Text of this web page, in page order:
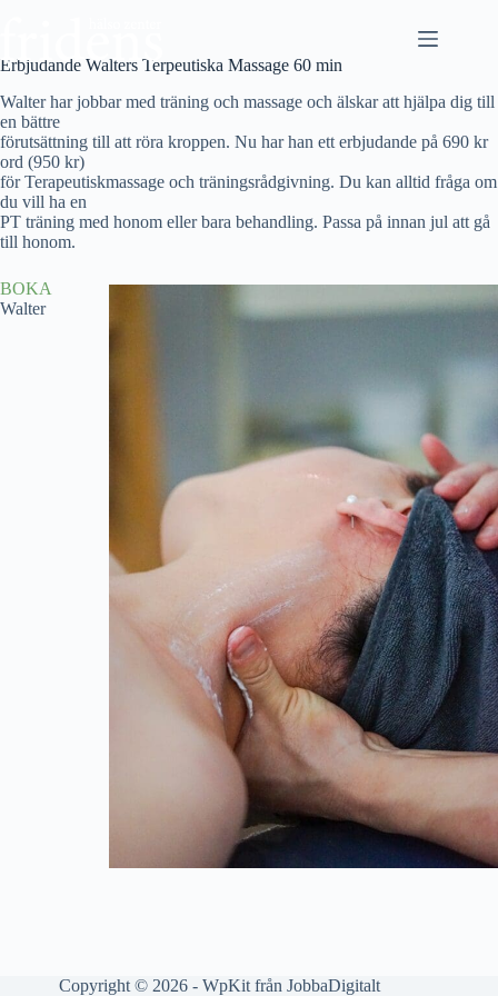
Erbjudande Walters Terpeutiska Massage 60 min
Walter har jobbar med träning och massage och älskar att hjälpa dig till
en bättre
förutsättning till att röra kroppen. Nu har han ett erbjudande på 690 kr
ord (950 kr)
för Terapeutiskmassage och träningsrådgivning. Du kan alltid fråga om
du vill ha en
PT träning med honom eller bara behandling. Passa på innan jul att gå
till honom.
BOKA
Walter
Copyright © 2026 - WpKit från JobbaDigitalt